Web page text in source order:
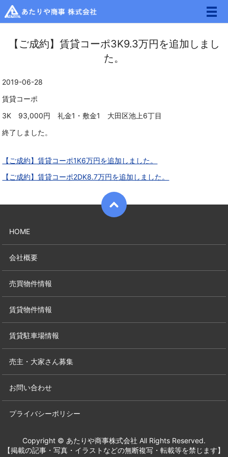
メ
【ご成約】賃貸コーポ3K9.3万円を追加しまし
た。
2019-06-28
賃貸コーポ
3K 93,000円 礼金1・敷金1 大田区池上6丁目
終了しました。
【ご成約】賃貸コーポ1K6万円を追加しました。
【ご成約】賃貸コーポ2DK8.7万円を追加しました。
HOME
会社概要
売買物件情報
賃貸物件情報
賃貸駐車場情報
売主・大家さん募集
お問い合わせ
プライバシーポリシー
Copyright © あたりや商事株式会社 All Rights Reserved.
【掲載の記事・写真・イラストなどの無断複写・転載等を禁じます】